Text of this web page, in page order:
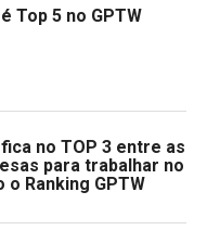
Top 5 no GPTW
no TOP 3 entre as
para trabalhar no
Ranking GPTW